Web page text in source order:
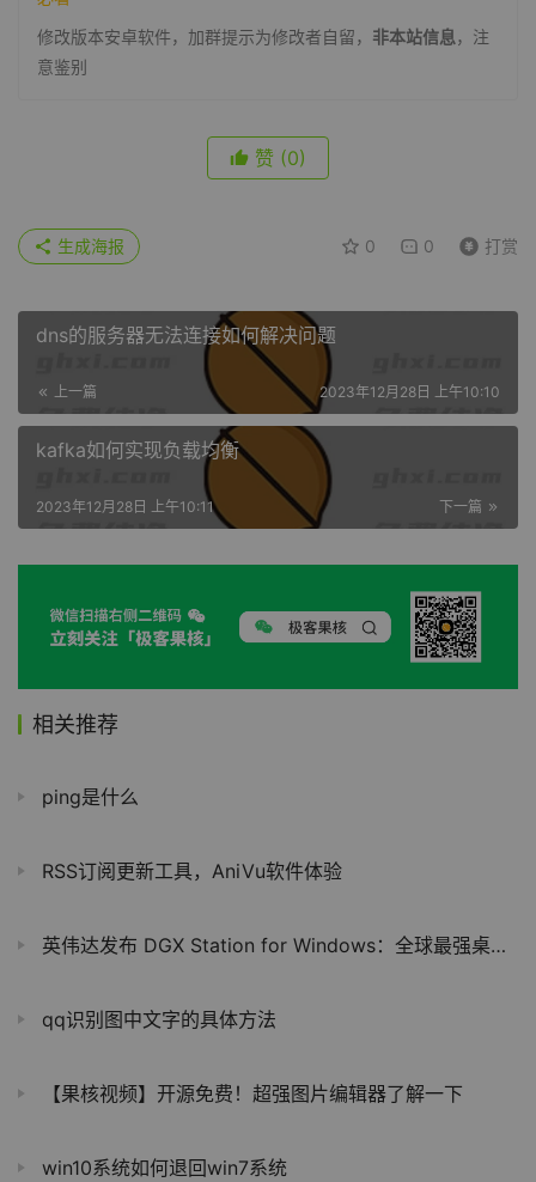
修改版本安卓软件，加群提示为修改者自留， 非本站信息，注
意鉴别
赞 (0)
0 0 打赏
生成海报
dns的服务器无法连接如何解决问题
上一篇 2023年12月28日 上午10:10
kafka如何实现负载均衡
下一篇
2023年12月28日 上午10:11
相关推荐
ping是什么
RSS订阅更新工具，AniVu软件体验
英伟达发布 DGX Station for Windows：全球最强桌面AI超算，打通Windows与AI算力壁垒
qq识别图中文字的具体方法
【果核视频】开源免费！超强图片编辑器了解一下
win10系统如何退回win7系统